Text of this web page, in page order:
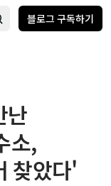
블로그 구독하기
난
소,
찾았다'